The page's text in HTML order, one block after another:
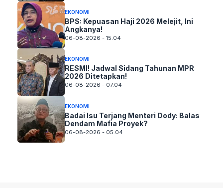
EKONOMI
BPS: Kepuasan Haji 2026 Melejit, Ini
Angkanya!
06-08-2026 - 15.04
EKONOMI
RESMI! Jadwal Sidang Tahunan MPR
2026 Ditetapkan!
06-08-2026 - 07.04
EKONOMI
Badai Isu Terjang Menteri Dody: Balas
Dendam Mafia Proyek?
06-08-2026 - 05.04